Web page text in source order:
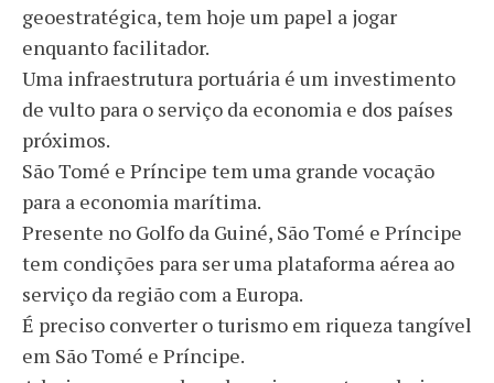
geoestratégica, tem hoje um papel a jogar
enquanto facilitador.
Uma infraestrutura portuária é um investimento
de vulto para o serviço da economia e dos países
próximos.
São Tomé e Príncipe tem uma grande vocação
para a economia marítima.
Presente no Golfo da Guiné, São Tomé e Príncipe
tem condições para ser uma plataforma aérea ao
serviço da região com a Europa.
É preciso converter o turismo em riqueza tangível
em São Tomé e Príncipe.